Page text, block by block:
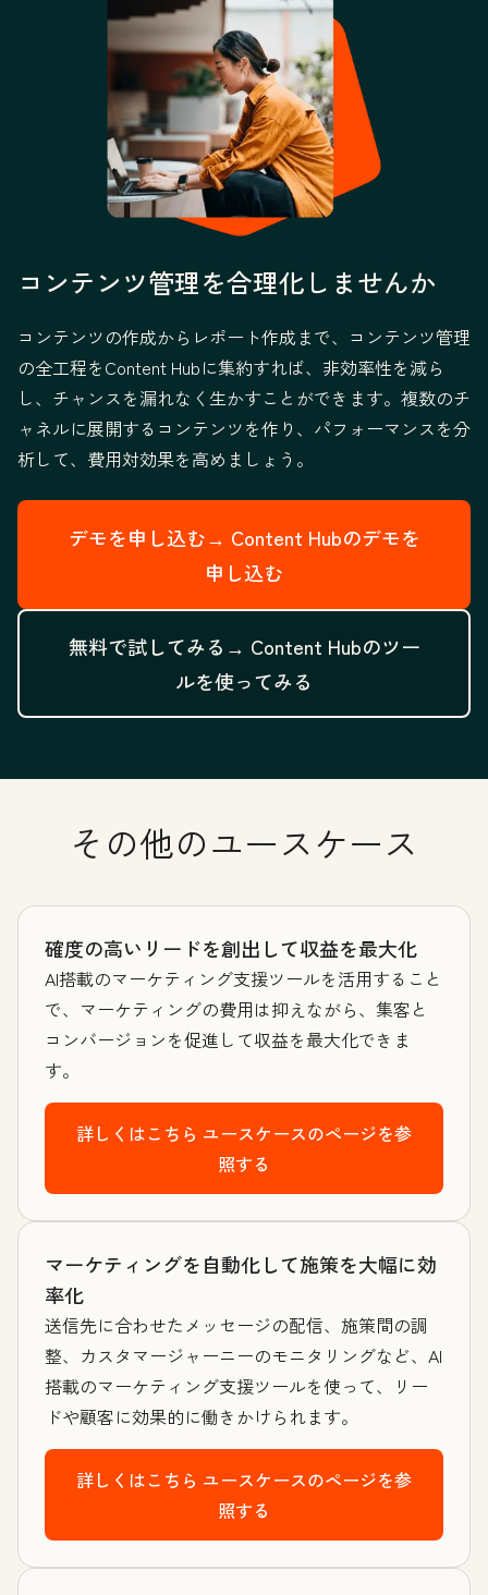
コンテンツ管理を合理化しませんか
コンテンツの作成からレポート作成まで、コンテンツ管理
の全工程をContent Hubに集約すれば、非効率性を減ら
し、チャンスを漏れなく生かすことができます。複数のチ
ャネルに展開するコンテンツを作り、パフォーマンスを分
析して、費用対効果を高めましょう。
デモを申し込む→ Content Hubのデモを
申し込む
無料で試してみる→ Content Hubのツー
ルを使ってみる
その他のユースケース
確度の高いリードを創出して収益を最大化
AI搭載のマーケティング支援ツールを活用すること
で、マーケティングの費用は抑えながら、集客と
コンバージョンを促進して収益を最大化できま
す。
詳しくはこちら ユースケースのページを参
照する
マーケティングを自動化して施策を大幅に効
率化
送信先に合わせたメッセージの配信、施策間の調
整、カスタマージャーニーのモニタリングなど、AI
搭載のマーケティング支援ツールを使って、リー
ドや顧客に効果的に働きかけられます。
詳しくはこちら ユースケースのページを参
照する